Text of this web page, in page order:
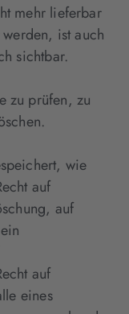
mehr lieferbar
ist auch
sichtbar.
zu prüfen, zu
wie
auf
auf
auf
eines